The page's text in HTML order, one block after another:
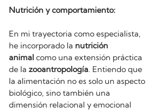
Nutrición y comportamiento:
En mi trayectoria como especialista,
he incorporado la nutrición
animal como una extensión práctica
de la zooantropología. Entiendo que
la alimentación no es solo un aspecto
biológico, sino también una
dimensión relacional y emocional